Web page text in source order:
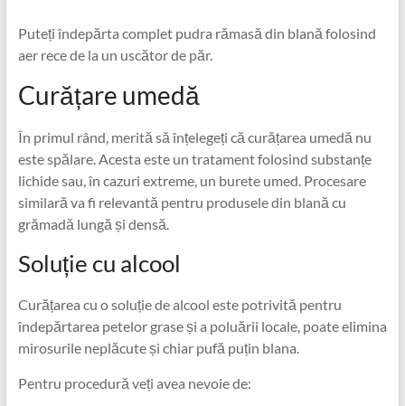
Puteți îndepărta complet pudra rămasă din blană folosind
aer rece de la un uscător de păr.
Curățare umedă
În primul rând, merită să înțelegeți că curățarea umedă nu
este spălare. Acesta este un tratament folosind substanțe
lichide sau, în cazuri extreme, un burete umed. Procesare
similară va fi relevantă pentru produsele din blană cu
grămadă lungă și densă.
Soluție cu alcool
Curățarea cu o soluție de alcool este potrivită pentru
îndepărtarea petelor grase și a poluării locale, poate elimina
mirosurile neplăcute și chiar pufă puțin blana.
Pentru procedură veți avea nevoie de: